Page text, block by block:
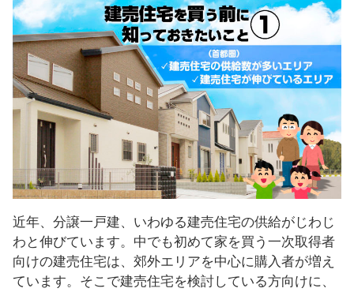
報
を
お
届
け
し
ま
す
近年、分譲一戸建、いわゆる建売住宅の供給がじわじ
わと伸びています。中でも初めて家を買う一次取得者
向けの建売住宅は、郊外エリアを中心に購入者が増え
ています。そこで建売住宅を検討している方向けに、